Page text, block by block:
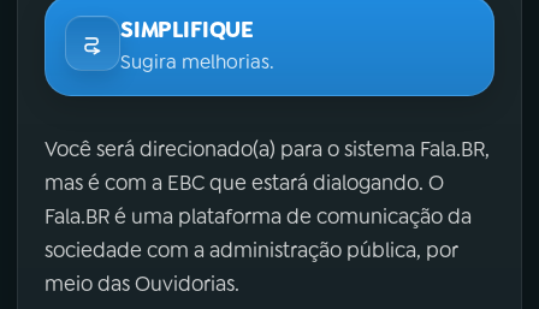
SIMPLIFIQUE
Sugira melhorias.
Você será direcionado(a) para o sistema Fala.BR,
mas é com a EBC que estará dialogando. O
Fala.BR é uma plataforma de comunicação da
sociedade com a administração pública, por
meio das Ouvidorias.